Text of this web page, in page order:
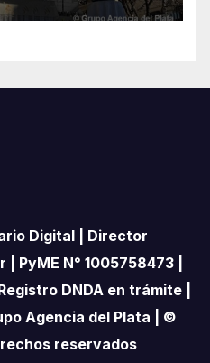
Digital | Director
PyME N° 1005758473 |
DNDA en trámite |
Agencia del Plata | ©
reservados